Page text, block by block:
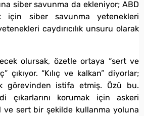
siber savunma da ekleniyor; ABD
için siber savunma yetenekleri
caydırıcılık unsuru olarak
olursak, özetle ortaya “sert ve
çıkıyor. “Kılıç ve kalkan” diyorlar;
görevinden istifa etmiş. Özü bu.
çıkarlarını korumak için askeri
sert bir şekilde kullanma yoluna